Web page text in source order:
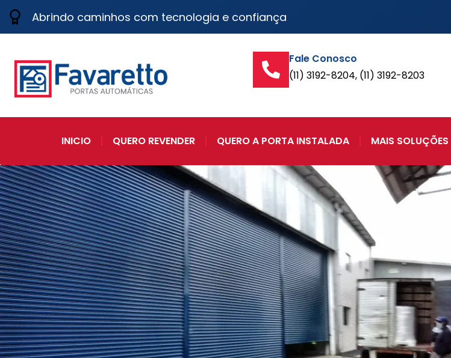
Abrindo caminhos com tecnologia e confiança
Fale Conosco
(11) 3192-8204, (11) 3192-8203
INICIO QUERO REVENDER QUERO A PORTA INSTALADA MAIS SOLUÇÕES